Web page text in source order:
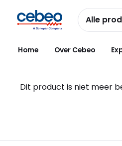
naar
navigatie
naar
inhoud
Alle
Home Over Cebeo
Dit product is niet meer